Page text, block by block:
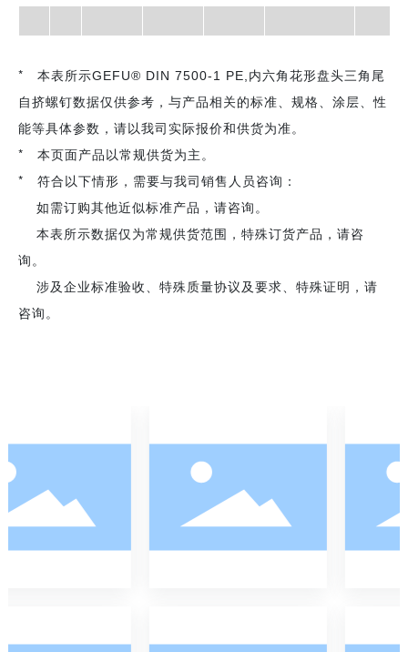
* 本表所示GEFU® DIN 7500-1 PE,内六角花形盘头三角尾
自挤螺钉数据仅供参考，与产品相关的标准、规格、涂层、性
能等具体参数，请以我司实际报价和供货为准。
* 本页面产品以常规供货为主。
* 符合以下情形，需要与我司销售人员咨询：
如需订购其他近似标准产品，请咨询。
本表所示数据仅为常规供货范围，特殊订货产品，请咨
询。
涉及企业标准验收、特殊质量协议及要求、特殊证明，请
咨询。